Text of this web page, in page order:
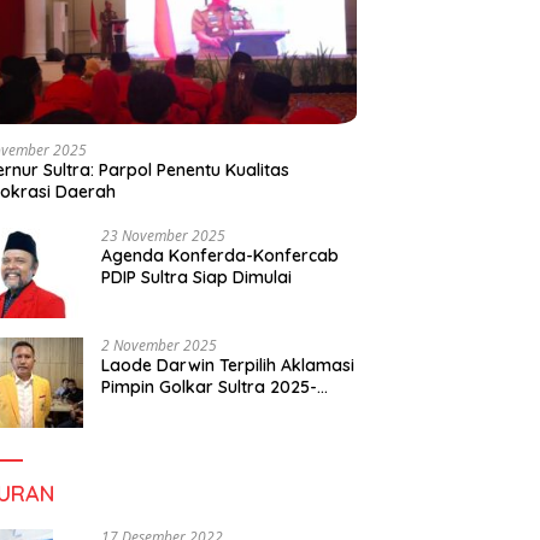
2025
Sultra: Parpol Penentu Kualitas
Daerah
23 November 2025
Agenda Konferda-Konfercab
PDIP Sultra Siap Dimulai
2 November 2025
Laode Darwin Terpilih Aklamasi
Pimpin Golkar Sultra 2025-